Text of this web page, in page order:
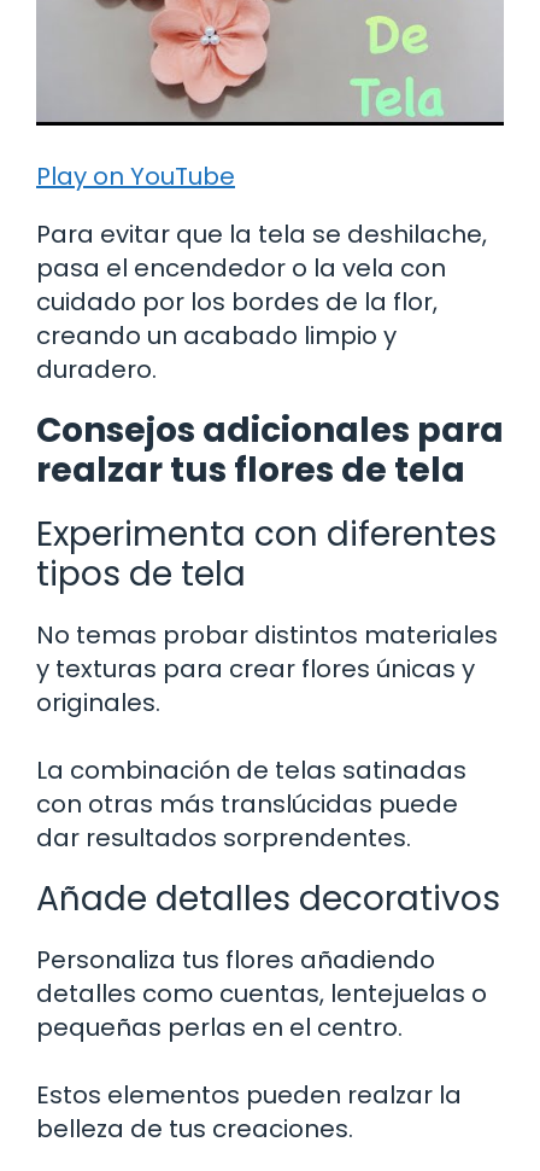
Play on YouTube
Para evitar que la tela se deshilache,
pasa el encendedor o la vela con
cuidado por los bordes de la flor,
creando un acabado limpio y
duradero.
Consejos adicionales para
realzar tus flores de tela
Experimenta con diferentes
tipos de tela
No temas probar distintos materiales
y texturas para crear flores únicas y
originales.
La combinación de telas satinadas
con otras más translúcidas puede
dar resultados sorprendentes.
Añade detalles decorativos
Personaliza tus flores añadiendo
detalles como cuentas, lentejuelas o
pequeñas perlas en el centro.
Estos elementos pueden realzar la
belleza de tus creaciones.